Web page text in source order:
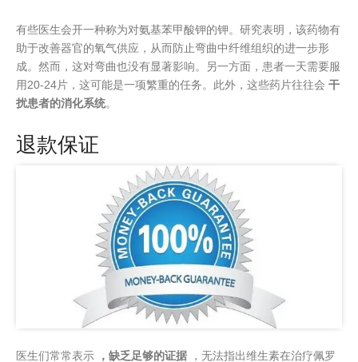
有些医生会开一种称为对氨基苯甲酸钾的钾。研究表明，该药物有
助于改善器官的氧气供应，从而防止弯曲中纤维组织的进一步形
成。然而，这对弯曲也没有显著影响。另一方面，患者一天需要服
用20-24片，这可能是一项繁重的任务。此外，这些药片往往会 干
扰患者的消化系统。
退款保证
医生们常常表示 ，缺乏足够的证据 ，无法指出维生素在治疗佩罗